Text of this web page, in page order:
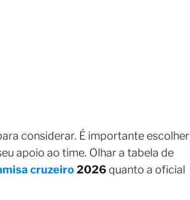
considerar. É importante escolher
apoio ao time. Olhar a tabela de
cruzeiro2026 quanto a oficial